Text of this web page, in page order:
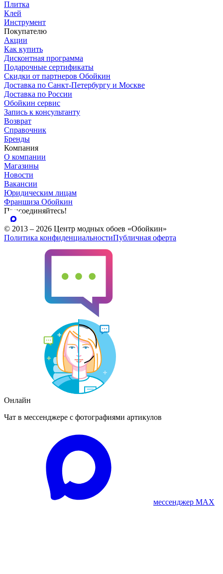
Плитка
Клей
Инструмент
Покупателю
Акции
Как купить
Дисконтная программа
Подарочные сертификаты
Скидки от партнеров Обойкин
Доставка по Санкт-Петербургу и Москве
Доставка по России
Обойкин сервис
Запись к консультанту
Возврат
Справочник
Бренды
Компания
О компании
Магазины
Новости
Вакансии
Юридическим лицам
Франшиза Обойкин
Присоединяйтесь!
© 2013 – 2026 Центр модных обоев «Обойкин»
Политика конфиденциальностиПубличная оферта
Онлайн
Чат в мессенджере с фотографиями артикулов
мессенджер MAX